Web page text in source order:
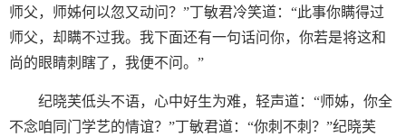
师父，师姊何以忽又动问？”丁敏君冷笑道：“此事你瞒得过
师父，却瞒不过我。我下面还有一句话问你，你若是将这和
尚的眼睛刺瞎了，我便不问。”
纪晓芙低头不语，心中好生为难，轻声道：“师姊，你全
不念咱同门学艺的情谊？”丁敏君道：“你刺不刺？”纪晓芙